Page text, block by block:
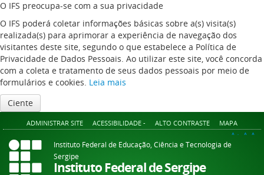
O IFS preocupa-se com a sua privacidade
O IFS poderá coletar informações básicas sobre a(s) visita(s)
realizada(s) para aprimorar a experiência de navegação dos
visitantes deste site, segundo o que estabelece a Política de
Privacidade de Dados Pessoais. Ao utilizar este site, você concorda
com a coleta e tratamento de seus dados pessoais por meio de
formulários e cookies. Leia mais
Ciente
ADMINISTRAR SITE ACESSIBILIDADE - ALTO CONTRASTE MAPA
A+ A A-
Instituto Federal de Educação, Ciência e Tecnologia de
Sergipe
Instituto Federal de Sergipe